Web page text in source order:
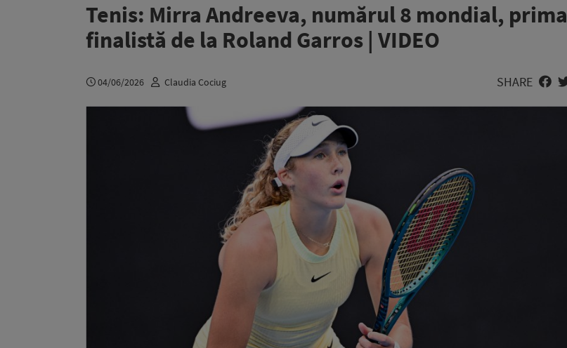
Tenis: Mirra Andreeva, numărul 8 mondial, prima
finalistă de la Roland Garros | VIDEO
04/06/2026 Claudia Cociug SHARE